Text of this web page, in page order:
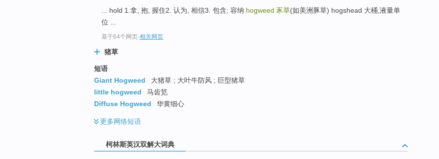
... hold 1.拿, 抱, 握住2. 认为, 相信3. 包含; 容纳 hogweed 豕草(如美洲豚草) hogshead 大桶,液量单
位 ...
基于64个网页-相关网页
猪草
短语
Giant Hogweed
大猪草 ; 大叶牛防风 ; 巨型猪草
little hogweed
马齿笕
Diffuse Hogweed
华黄细心
更多网络短语
柯林斯英汉双解大词典